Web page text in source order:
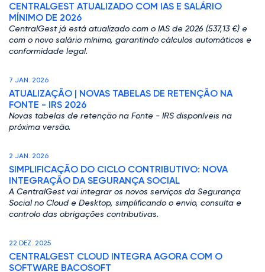
CENTRALGEST ATUALIZADO COM IAS E SALÁRIO
MÍNIMO DE 2026
CentralGest já está atualizado com o IAS de 2026 (537,13 €) e
com o novo salário mínimo, garantindo cálculos automáticos e
conformidade legal.
7 JAN. 2026
ATUALIZAÇÃO | NOVAS TABELAS DE RETENÇÃO NA
FONTE - IRS 2026
Novas tabelas de retenção na Fonte - IRS disponíveis na
próxima versão.
2 JAN. 2026
SIMPLIFICAÇÃO DO CICLO CONTRIBUTIVO: NOVA
INTEGRAÇÃO DA SEGURANÇA SOCIAL
A CentralGest vai integrar os novos serviços da Segurança
Social no Cloud e Desktop, simplificando o envio, consulta e
controlo das obrigações contributivas.
22 DEZ. 2025
CENTRALGEST CLOUD INTEGRA AGORA COM O
SOFTWARE BACOSOFT